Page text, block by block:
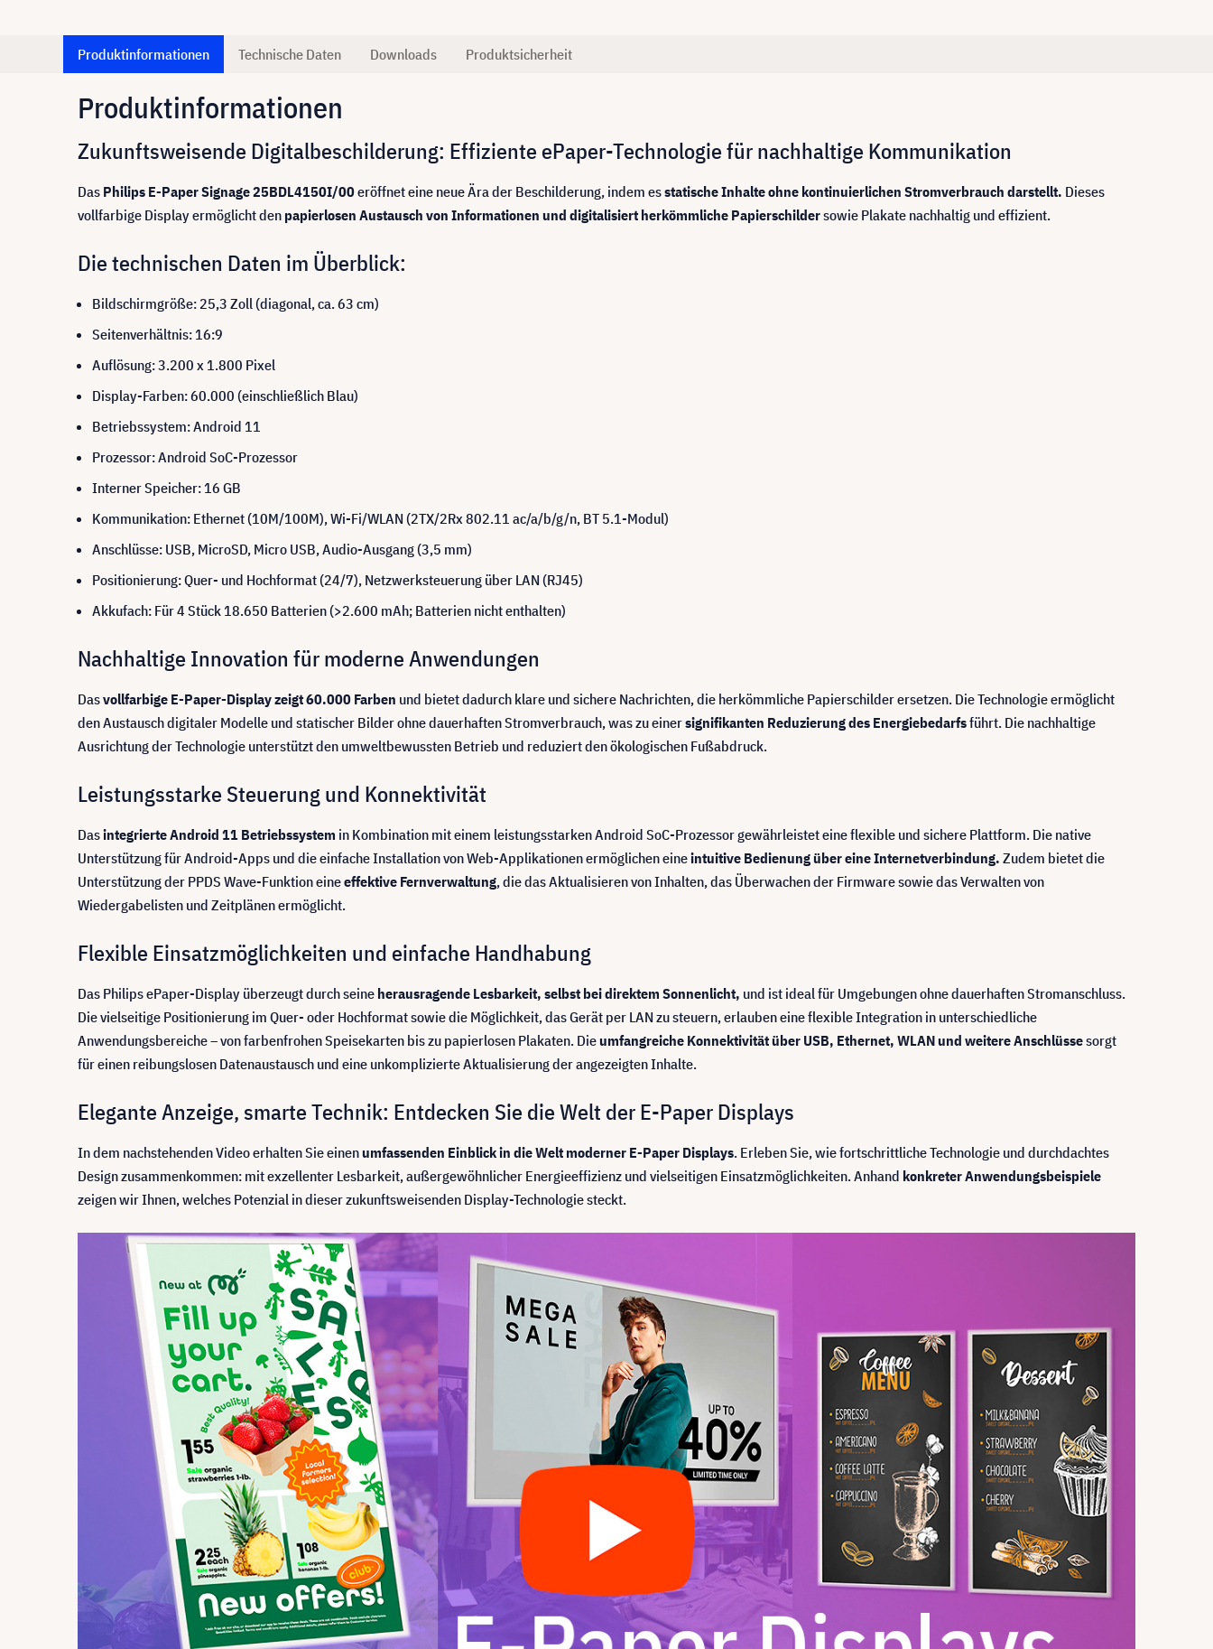
Produktinformationen Technische Daten Downloads Produktsicherheit
Produktinformationen
Zukunftsweisende Digitalbeschilderung: Effiziente ePaper-Technologie für nachhaltige Kommunikation
Das Philips E-Paper Signage 25BDL4150I/00eröffnet eine neue Ära der Beschilderung, indem esstatische Inhalte ohne kontinuierlichen Stromverbrauch darstellt. Dieses
vollfarbige Display ermöglicht den papierlosen Austausch von Informationen und digitalisiert herkömmliche Papierschildersowie Plakate nachhaltig und effizient.
Die technischen Daten im Überblick:
Bildschirmgröße: 25,3 Zoll (diagonal, ca. 63 cm)
Seitenverhältnis: 16:9
Auflösung: 3.200 x 1.800 Pixel
Display-Farben: 60.000 (einschließlich Blau)
Betriebssystem: Android 11
Prozessor: Android SoC-Prozessor
Interner Speicher: 16 GB
Kommunikation: Ethernet (10M/100M), Wi-Fi/WLAN (2TX/2Rx 802.11 ac/a/b/g/n, BT 5.1-Modul)
Anschlüsse: USB, MicroSD, Micro USB, Audio-Ausgang (3,5 mm)
Positionierung: Quer- und Hochformat (24/7), Netzwerksteuerung über LAN (RJ45)
Akkufach: Für 4 Stück 18.650 Batterien (>2.600 mAh; Batterien nicht enthalten)
Nachhaltige Innovation für moderne Anwendungen
Dasvollfarbige E-Paper-Display zeigt 60.000 Farben und bietet dadurch klare und sichere Nachrichten, die herkömmliche Papierschilder ersetzen. Die Technologie ermöglicht
den Austausch digitaler Modelle und statischer Bilder ohne dauerhaften Stromverbrauch, was zu einersignifikanten Reduzierung des Energiebedarfsführt. Die nachhaltige
Ausrichtung der Technologie unterstützt den umweltbewussten Betrieb und reduziert den ökologischen Fußabdruck.
Leistungsstarke Steuerung und Konnektivität
Dasintegrierte Android 11 Betriebssystem in Kombination mit einem leistungsstarken Android SoC-Prozessor gewährleistet eine flexible und sichere Plattform. Die native
Unterstützung für Android-Apps und die einfache Installation von Web-Applikationen ermöglichen eineintuitive Bedienung über eine Internetverbindung. Zudem bietet die
Unterstützung der PPDS Wave-Funktion eineeffektive Fernverwaltung, die das Aktualisieren von Inhalten, das Überwachen der Firmware sowie das Verwalten von
Wiedergabelisten und Zeitplänen ermöglicht.
Flexible Einsatzmöglichkeiten und einfache Handhabung
Das Philips ePaper-Display überzeugt durch seine herausragende Lesbarkeit, selbst bei direktem Sonnenlicht, und ist ideal für Umgebungen ohne dauerhaften Stromanschluss.
Die vielseitige Positionierung im Quer- oder Hochformat sowie die Möglichkeit, das Gerät per LAN zu steuern, erlauben eine flexible Integration in unterschiedliche
Anwendungsbereiche – von farbenfrohen Speisekarten bis zu papierlosen Plakaten. Dieumfangreiche Konnektivität über USB, Ethernet, WLAN und weitere Anschlüssesorgt
für einen reibungslosen Datenaustausch und eine unkomplizierte Aktualisierung der angezeigten Inhalte.
Elegante Anzeige, smarte Technik: Entdecken Sie die Welt der E-Paper Displays
In dem nachstehenden Video erhalten Sie einenumfassenden Einblick in die Welt moderner E-Paper Displays. Erleben Sie, wie fortschrittliche Technologie und durchdachtes
Design zusammenkommen: mit exzellenter Lesbarkeit, außergewöhnlicher Energieeffizienz und vielseitigen Einsatzmöglichkeiten. Anhand konkreter Anwendungsbeispiele
zeigen wir Ihnen, welches Potenzial in dieser zukunftsweisenden Display-Technologie steckt.